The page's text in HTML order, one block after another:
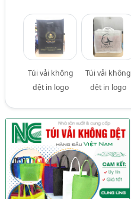
Túi vải không
dệt in logo
Túi vải không
dệt in logo